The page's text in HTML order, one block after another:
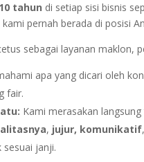
tahun di setiap sisi bisnis
pernah berada di posisi
sebagai layanan maklon,
apa yang dicari oleh
fair.
Kami merasakan
, jujur, komunikatif
sesuai janji.